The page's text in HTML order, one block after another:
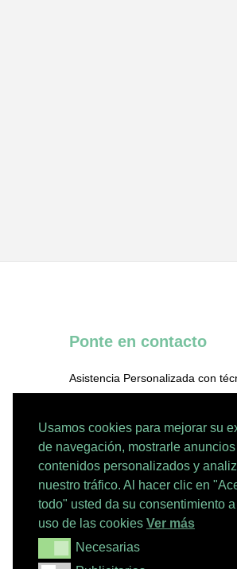
Ponte en contacto
Asistencia Personalizada con
684 686
Lunes a Jueves de 9:00
deja tu consulta y te
Usamos cookies para mejorar su
de navegación, mostrarle
contenidos personalizados y
nuestro tráfico. Al hacer clic en
todo" usted da su consentimiento
uso de las cookies Ver más
NecesariasNecesarias